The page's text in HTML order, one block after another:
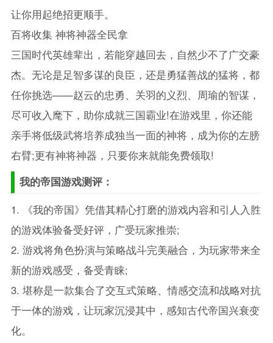
让你用起绝招更顺手。
百将收集 神将神器全民拿
三国时代英雄辈出，若能穿越回去，自然少不了广交豪
杰。无论是足智多谋的良臣，还是勇猛善战的猛将，都
任你挑选——赵云的忠勇、关羽的义烈、周瑜的智谋，
尽可收入麾下，助你成就三国霸业!在游戏里，你还能
亲手将低级武将培养成独当一面的神将，成为你的左膀
右臂;更有神将神器，只要你来就能免费领取!
我的帝国游戏测评：
1. 《我的帝国》凭借其精心打磨的游戏内容和引人入胜
的游戏体验备受好评，广受玩家推崇;
2. 游戏将角色扮演与策略战斗完美融合，为玩家带来全
新的游戏感受，备受青睐;
3. 堪称是一款集合了交互式策略、情感交流和战略对抗
于一体的游戏，让玩家沉浸其中，感知古代帝国兴衰变
化。